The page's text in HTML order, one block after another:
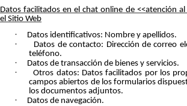
Datos facilitados en el chat online de <<atención
el Sitio Web
· Datos identificativos: Nombre y apellidos.
·
Datos de contacto: Dirección de correo
teléfono.
· Datos de transacción de bienes y servicios.
·
Otros datos: Datos facilitados por los
campos abiertos de los formularios
los documentos adjuntos.
·
Datos de navegación.